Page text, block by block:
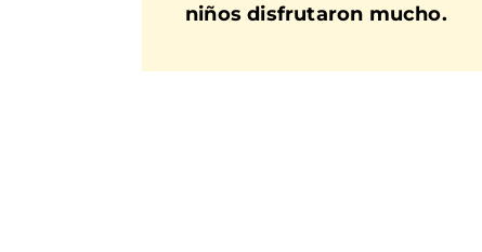
niños disfrutaron mucho.